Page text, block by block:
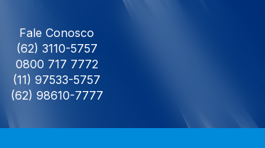
Fale Conosco
(62) 3110-5757
0800 717 7772
(11) 97533-5757
(62) 98610-7777